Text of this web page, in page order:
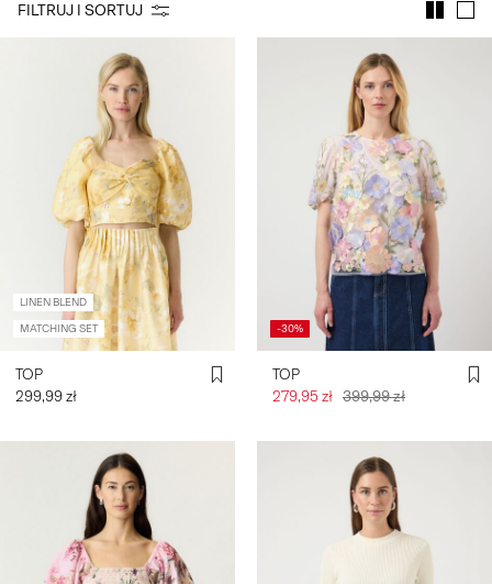
Matching sets
Occasionwear
Great offers
High Summer
ZALOGUJ
SIĘ
O
FILTRUJ I SORTUJ
LINEN BLEND
MATCHING SET
TOP
299,99 zł
-30%
TOP
279,95 zł 399,99 zł